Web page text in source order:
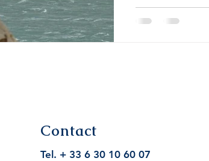
Contact
Tel. + 33 6 30 10 60 07